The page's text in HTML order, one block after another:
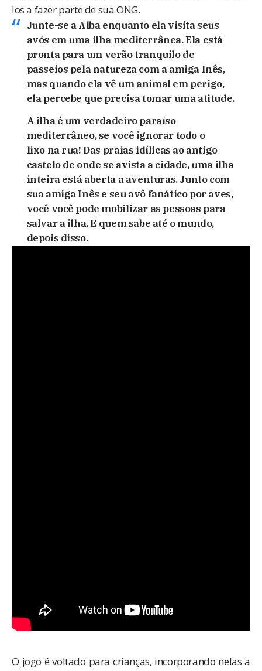
los a fazer parte de sua ONG.
Junte-se a Alba enquanto ela visita seus
avós em uma ilha mediterrânea. Ela está
pronta para um verão tranquilo de
passeios pela natureza com a amiga Inês,
mas quando ela vê um animal em perigo,
ela percebe que precisa tomar uma atitude.
A ilha é um verdadeiro paraíso
mediterrâneo, se você ignorar todo o
lixo na rua! Das praias idílicas ao antigo
castelo de onde se avista a cidade, uma ilha
inteira está aberta a aventuras. Junto com
sua amiga Inês e seu avô fanático por aves,
você você pode mobilizar as pessoas para
salvar a ilha. E quem sabe até o mundo,
depois disso.
O jogo é voltado para crianças, incorporando nelas a